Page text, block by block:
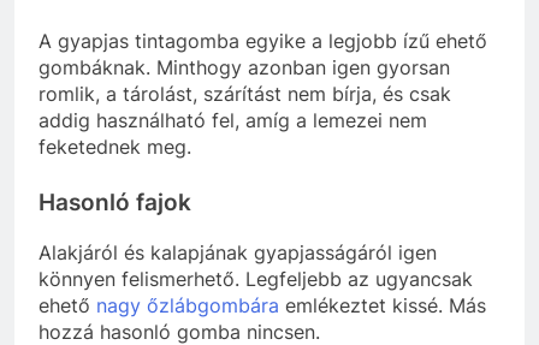
A gyapjas tintagomba egyike a legjobb ízű ehető
gombáknak. Minthogy azonban igen gyorsan
romlik, a tárolást, szárítást nem bírja, és csak
addig használható fel, amíg a lemezei nem
feketednek meg.
Hasonló fajok
Alakjáról és kalapjának gyapjasságáról igen
könnyen felismerhető. Legfeljebb az ugyancsak
ehető nagy őzlábgombára emlékeztet kissé. Más
hozzá hasonló gomba nincsen.